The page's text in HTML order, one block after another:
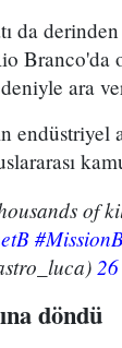
da
ara
of
döndü